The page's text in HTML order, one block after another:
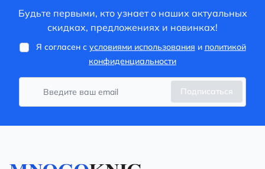
Будьте первыми, кто узнает о наших актуальных
скидках, предложениях и новинках!
Я согласен с условиями использования и политикой
конфиденциальности
Подписаться